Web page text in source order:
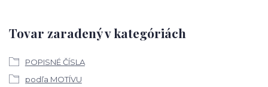
Tovar zaradený v kategóriách
POPISNÉ ČÍSLA
podľa MOTÍVU